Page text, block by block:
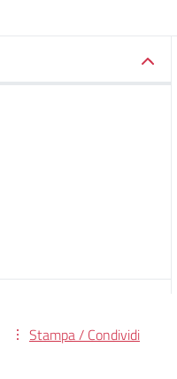
Stampa / Condividi